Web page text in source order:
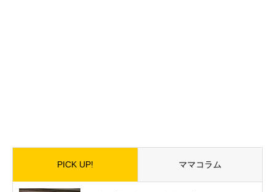
PICK UP! ママコラム